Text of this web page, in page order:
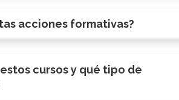
acciones formativas?
cursos y qué tipo de